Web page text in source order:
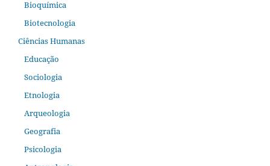
Bioquímica
Biotecnologia
Ciências Humanas
Educação
Sociologia
Etnologia
Arqueologia
Geografia
Psicologia